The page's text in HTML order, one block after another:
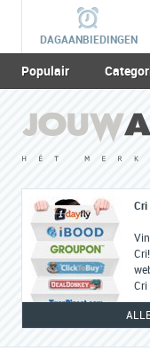
DAGAANBIEDINGEN
Populair
Cri
Cri